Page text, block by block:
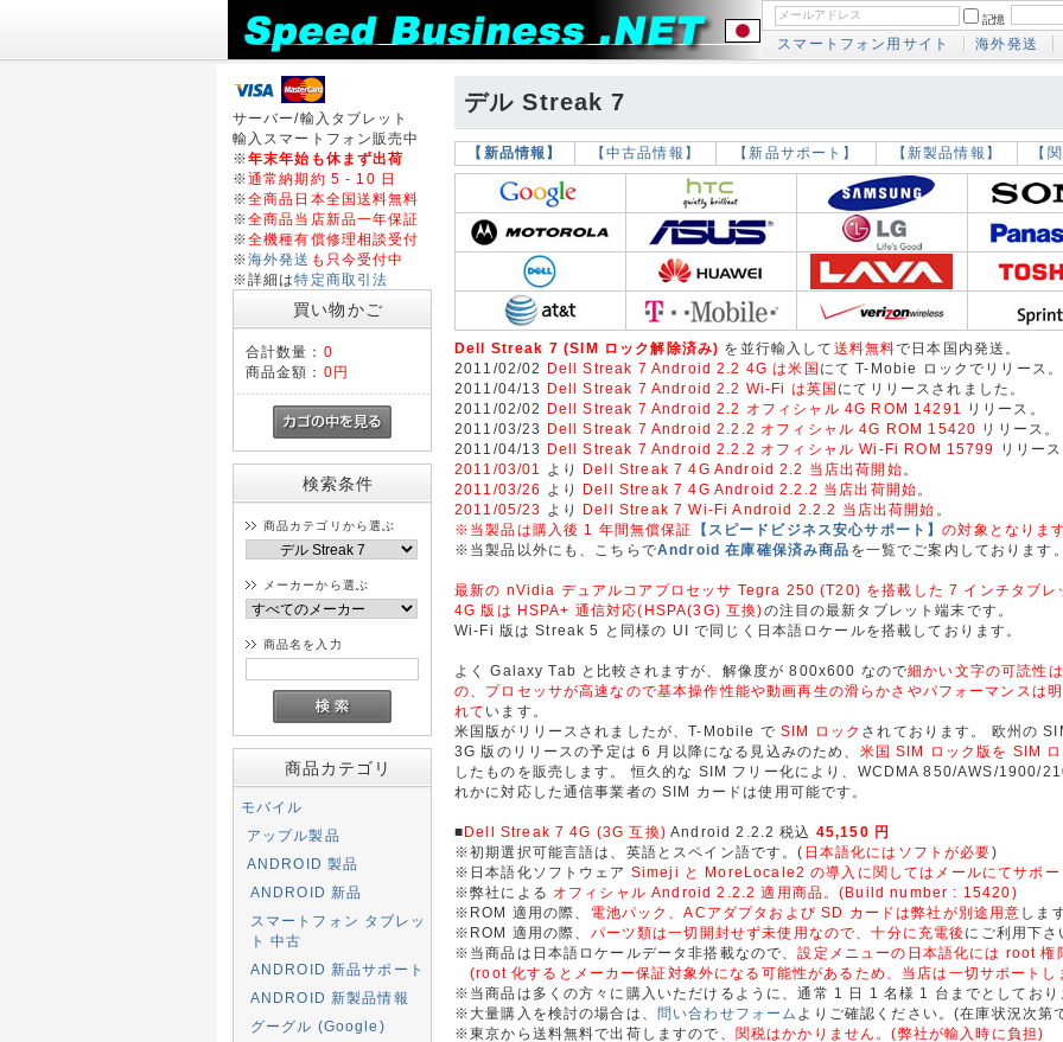
記憶
スマートフォン用サイト 海外発送
サーバー/輸入タブレット
輸入スマートフォン販売中
※年末年始も休まず出荷
※通常納期約 5 - 10 日
※全商品日本全国送料無料
※全商品当店新品一年保証
※全機種有償修理相談受付
※海外発送 も只今受付中
※詳細は特定商取引法
買い物かご
合計数量： 0
商品金額： 0円
検索条件
商品カテゴリから選ぶ
メーカーから選ぶ
商品名を入力
商品カテゴリ
モバイル
アップル製品
ANDROID 製品
ANDROID 新品
スマートフォン タブレッ
ト 中古
ANDROID 新品サポート
ANDROID 新製品情報
グーグル (Google)
デル Streak 7
【新品情報】 【中古品情報】 【新品サポート】 【新製品情報】 【
Dell Streak 7 (SIM ロック解除済み) を並行輸入して 送料無料で日本国内発送。
2011/02/02
Dell Streak 7 Android 2.2 4G は米国 にて T-Mobie ロックでリリース。
2011/04/13
Dell Streak 7 Android 2.2 Wi-Fi は英国 にてリリースされました。
2011/02/02
Dell Streak 7 Android 2.2 オフィシャル 4G ROM 14291
リリース。
2011/03/23
Dell Streak 7 Android 2.2.2 オフィシャル 4G ROM 15420 リリース。
2011/04/13
Dell Streak 7 Android 2.2.2 オフィシャル Wi-Fi ROM 15799
リリー
2011/03/01
より Dell Streak 7 4G Android 2.2 当店出荷開始 。
2011/03/26
より Dell Streak 7 4G Android 2.2.2 当店出荷開始 。
2011/05/23
より Dell Streak 7 Wi-Fi Android 2.2.2 当店出荷開始 。
※当製品は購入後 1 年間無償保証
【スピードビジネス安心サポート】の対象となりま
※当製品以外にも、こちらでAndroid 在庫確保済み商品 を一覧でご案内しております
最新の nVidia デュアルコアプロセッサ Tegra 250 (T20) を搭載した 7 インチタブレ
4G 版は HSPA+ 通信対応(HSPA(3G) 互換)の注目の最新タブレット端末です。
Wi-Fi 版は Streak 5 と同様の UI で同じく日本語ロケールを搭載しております。
よく Galaxy Tab と比較されますが、解像度が 800x600 なので細かい文字の可読性
の、プロセッサが高速なので基本操作性能や動画再生の滑らかさやパフォーマンスは
れて います。
米国版がリリースされましたが、T-Mobile でSIM ロック されております。 欧州の
3G 版のリリースの予定は 6 月以降になる見込みのため、 米国 SIM ロック版を SIM
したものを販売します。 恒久的な SIM フリー化により、WCDMA 850/AWS/1900/
れかに対応した通信事業者の SIM カードは使用可能です。
■Dell Streak 7 4G (3G 互換) Android 2.2.2 税込 45,150 円
※初期選択可能言語は、英語とスペイン語です。( 日本語化にはソフトが必要)
※日本語化ソフトウェア Simeji と MoreLocale2 の導入に関してはメールにてサポー
※弊社による オフィシャル Android 2.2.2 適用商品。(Build number : 15420)
※ROM 適用の際、
電池パック、ACアダプタおよび SD カードは弊社が別途用意 しま
※ROM 適用の際、 パーツ類は一切開封せず未使用なので、十分に充電後 にご利用下さ
※当商品は日本語ロケールデータ非搭載なので、設定メニューの日本語化には root 権
(root 化するとメーカー保証対象外になる可能性があるため、当店は一切サポートし
※当商品は多くの方々に購入いただけるように、通常 1 日 1 名様 1 台までとしており
※大量購入を検討の場合は、 問い合わせフォーム よりご確認ください。(在庫状況次第
※東京から送料無料で出荷しますので、 関税はかかりません。(弊社が輸入時に負担)